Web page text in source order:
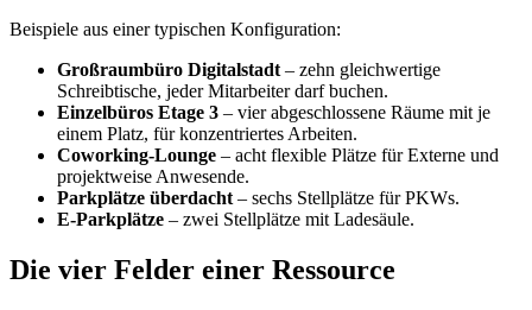
Beispiele aus einer typischen Konfiguration:
Großraumbüro Digitalstadt – zehn gleichwertige
Schreibtische, jeder Mitarbeiter darf buchen.
Einzelbüros Etage 3 – vier abgeschlossene Räume mit je
einem Platz, für konzentriertes Arbeiten.
Coworking-Lounge – acht flexible Plätze für Externe und
projektweise Anwesende.
Parkplätze überdacht – sechs Stellplätze für PKWs.
E-Parkplätze – zwei Stellplätze mit Ladesäule.
Die vier Felder einer Ressource